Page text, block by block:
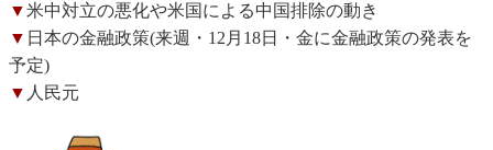
▼米中対立の悪化や米国による中国排除の動き
▼ 日本の金融政策(来週・12月18日・金に金融政策の発表を
予定)
▼ 人民元